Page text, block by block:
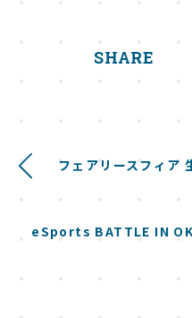
BLOG
RECRUIT
SHARE
フェアリースフィア
eSports BATTLE IN